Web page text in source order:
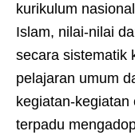
kurikulum
Islam, nilai-nilai
secara sistematik
pelajaran umum
kegiatan-
terpadu